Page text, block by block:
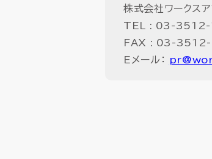
株式会社ワークス
TEL : 03-3512-
FAX : 03-3512-
Eメール：